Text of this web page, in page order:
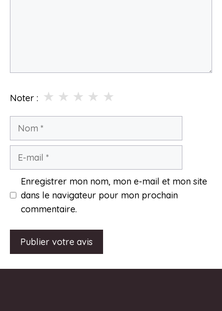
Noter : ★
★
★
★
★
Nom
Enregistrer mon nom, mon e-mail et mon site
dans le navigateur pour mon prochain
commentaire.